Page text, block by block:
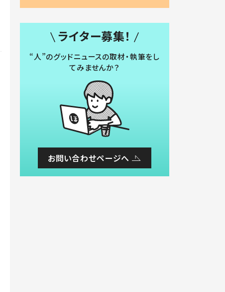
ライター募集！
“人”のグッドニュースの取材・執筆をし
てみませんか？
お問い合わせページへ